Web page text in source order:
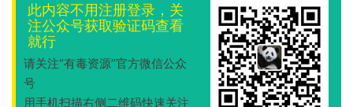
此内容不用注册登录，关
注公众号获取验证码查看
就行
请关注“有毒资源”官方微信公众
号
用手机扫描右侧二维码快速关注